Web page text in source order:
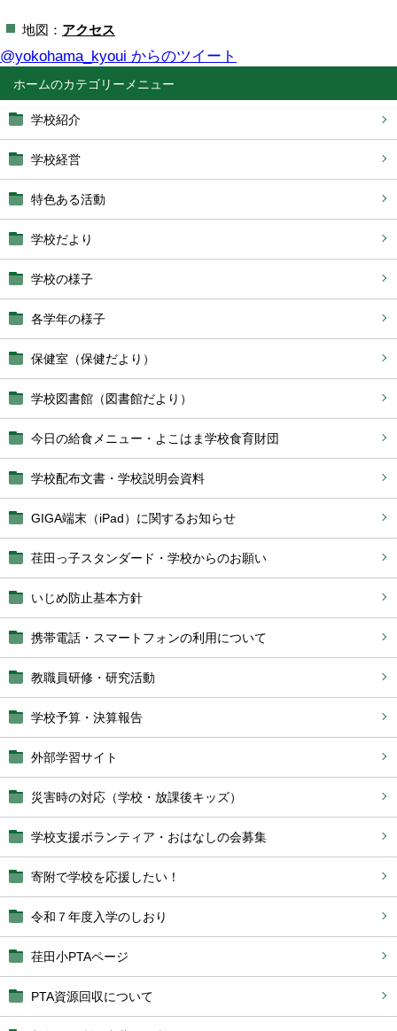
ホーム
学校紹介
学校経営
特色ある活動
学校だより
学校の様子
各学年の様子
保健室（保健だより）
学校図書館（図書館だより）
今日の給食メニュー・よこはま学校食育財団
学校配布文書・学校説明会資料
GIGA端末（iPad）に関するお知らせ
荏田っ子スタンダード・学校からのお願い
いじめ防止基本方針
携帯電話・スマートフォンの利用について
教職員研修・研究活動
学校予算・決算報告
外部学習サイト
災害時の対応（学校・放課後キッズ）
学校支援ボランティア・おはなしの会募集
寄附で学校を応援したい！
令和７年度入学のしおり
荏田小PTAページ
PTA資源回収について
地図： アクセス
@yokohama_kyoui からのツイート